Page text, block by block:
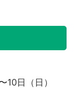
10日（日）